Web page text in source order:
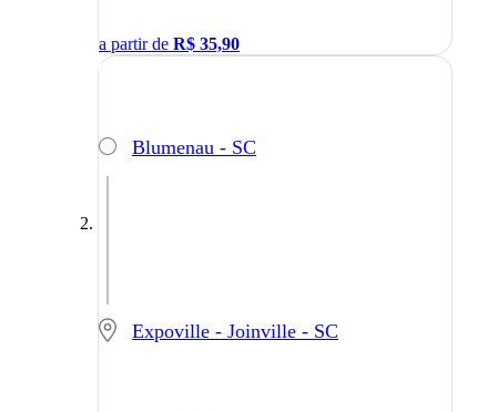
a partir de R$ 35,90
Blumenau - SC
Expoville - Joinville - SC